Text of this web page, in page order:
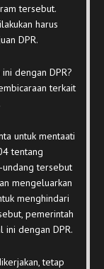
tersebut.
harus
DPR.
dengan DPR?
terkait
untuk mentaati
tentang
undang tersebut
mengeluarkan
menghindari
pemerintah
ini dengan DPR.
tetap